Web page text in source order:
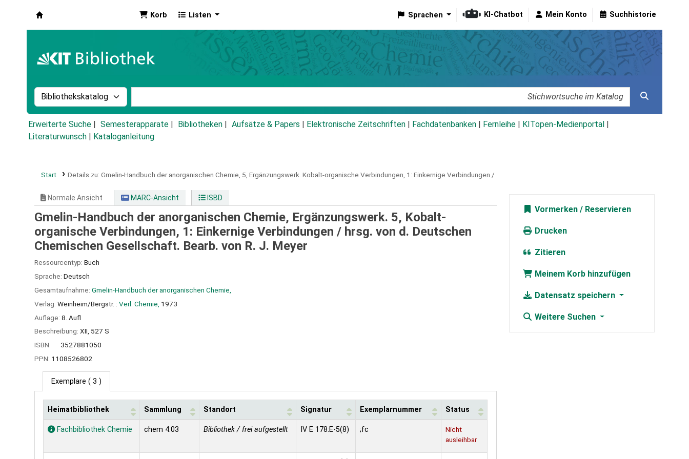
Korb Listen Sprachen KI-Chatbot Mein Konto Suchhistorie
Suche im Katalog nach:
Erweiterte Suche Semesterapparate Bibliotheken Aufsätze & Papers Elektronische Zeitschriften Fachdatenbanken Fernleihe KITopen-Medienportal
Literaturwunsch
Kataloganleitung
Start Details zu: Gmelin-Handbuch der anorganischen Chemie, 5, Ergänzungswerk. Kobalt-organische Verbindungen, 1: Einkernige Verbindungen /
Normale Ansicht MARC-Ansicht ISBD
Gmelin-Handbuch der anorganischen Chemie, Ergänzungswerk. 5, Kobalt-
organische Verbindungen, 1: Einkernige Verbindungen / hrsg. von d. Deutschen
Chemischen Gesellschaft. Bearb. von R. J. Meyer
Ressourcentyp: Buch
Sprache: Deutsch
Gesamtaufnahme: Gmelin-Handbuch der anorganischen Chemie,
Verlag: Weinheim/Bergstr. : Verl. Chemie, 1973
Auflage: 8. Aufl
Beschreibung: XII, 527 S
ISBN:
3527881050
PPN: 1108526802
Exemplare ( 3 )
Exemplare
Heimatbibliothek Sammlung Standort Signatur Exemplarnummer Status
Fachbibliothek Chemie chem 4.03 Bibliothek / frei aufgestellt IV E 178:E-5(8) ;fc
Nicht
ausleihbar
Vormerken
Drucken
Zitieren
Meinem Korb hinzufügen
Datensatz speichern
Weitere Suchen